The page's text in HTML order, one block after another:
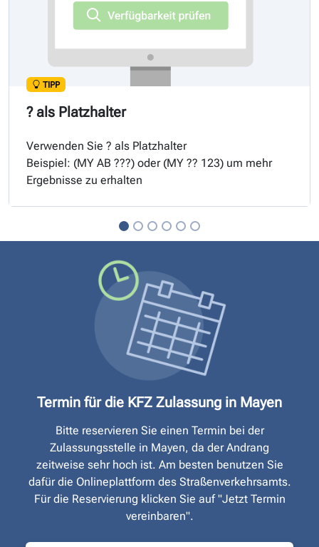
TIPP
? als Platzhalter
Verwenden Sie ? als Platzhalter
Beispiel: (MY AB ???) oder (MY ?? 123) um mehr
Ergebnisse zu erhalten
Termin für die KFZ Zulassung in Mayen
Bitte reservieren Sie einen Termin bei der
Zulassungsstelle in Mayen, da der Andrang
zeitweise sehr hoch ist. Am besten benutzen Sie
dafür die Onlineplattform des Straßen­verkehrsamts.
Für die Reservierung klicken Sie auf "Jetzt Termin
vereinbaren".